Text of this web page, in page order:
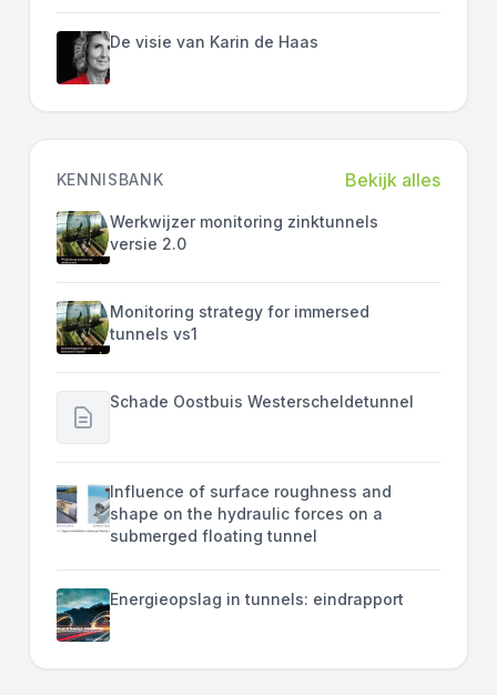
De visie van Karin de Haas
KENNISBANK Bekijk alles
Werkwijzer monitoring zinktunnels
versie 2.0
Monitoring strategy for immersed
tunnels vs1
Schade Oostbuis Westerscheldetunnel
Influence of surface roughness and
shape on the hydraulic forces on a
submerged floating tunnel
Energieopslag in tunnels: eindrapport